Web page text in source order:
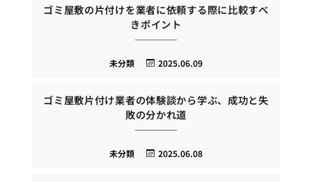
ゴミ屋敷の片付けを業者に依頼する際に比較すべ
きポイント
2025.06.09
未分類
ゴミ屋敷片付け業者の体験談から学ぶ、成功と失
敗の分かれ道
2025.06.08
未分類